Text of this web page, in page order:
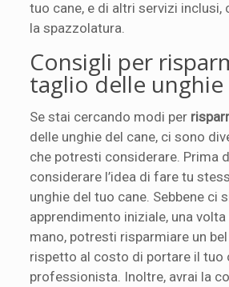
tuo cane, e di altri servizi inclusi,
la spazzolatura.
Consigli per
taglio delle unghie
Se stai cercando modi per
delle unghie del cane, ci sono
che potresti considerare. Prima
considerare l’idea di fare tu
unghie del tuo cane. Sebbene ci
apprendimento iniziale, una
mano, potresti risparmiare un bel
rispetto al costo di portare il tuo
professionista. Inoltre, avrai la